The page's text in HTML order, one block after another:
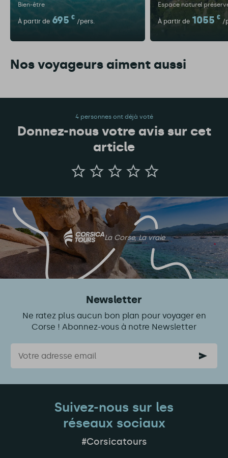
Bien-être
À partir de 695 €
/pers.
Espace naturel
À partir de 1055 €
/
Nos voyageurs aiment aussi
4 personnes ont déjà voté
Donnez-nous votre avis sur cet
article
Donnez-
nous
sur
cet
article
La Corse, La vraie
Newsletter
Ne ratez plus aucun bon plan pour voyager en
Corse ! Abonnez-vous à notre Newsletter
Courriel
Suivez-nous sur les
réseaux sociaux
#Corsicatours